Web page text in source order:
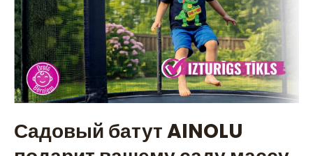
Садовый батут AINOLU